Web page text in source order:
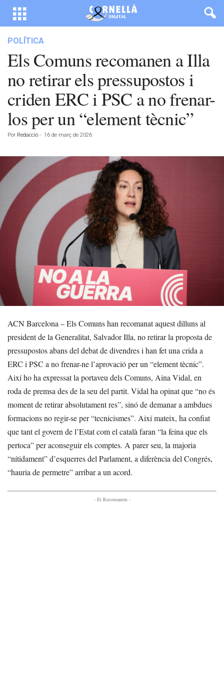
POLÍTICA
Els Comuns recomanen a Illa
no retirar els pressupostos i
criden ERC i PSC a no frenar-
los per un “element tècnic”
Por Redacció - 16 de març de 2026
ACN Barcelona – Els Comuns han recomanat aquest dilluns al
president de la Generalitat, Salvador Illa, no retirar la proposta de
pressupostos abans del debat de divendres i han fet una crida a
ERC i PSC a no frenar-ne l’aprovació per un “element tècnic”.
Així ho ha expressat la portaveu dels Comuns, Aina Vidal, en
roda de premsa des de la seu del partit. Vidal ha opinat que “no és
moment de retirar absolutament res”, sinó de demanar a ambdues
formacions no regir-se per “tecnicismes”. Així mateix, ha confiat
que tant el govern de l’Estat com el català faran “la feina que els
pertoca” per aconseguir els comptes. A parer seu, la majoria
“nítidament” d’esquerres del Parlament, a diferència del Congrés,
“hauria de permetre” arribar a un acord.
- Et Recomanem -